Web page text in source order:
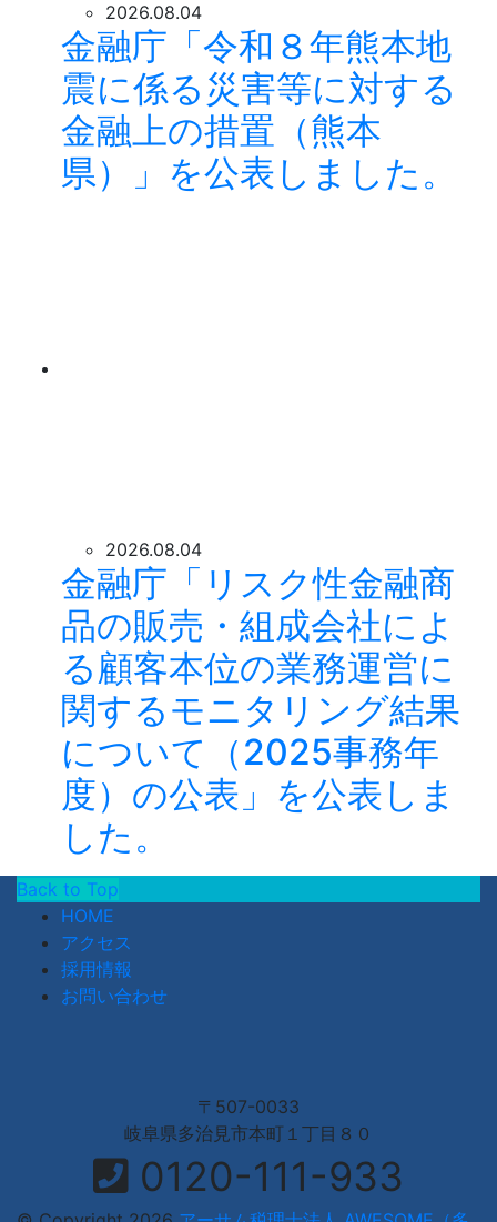
2026.08.04
金融庁「令和８年熊本地
震に係る災害等に対する
金融上の措置（熊本
県）」を公表しました。
2026.08.04
金融庁「リスク性金融商
品の販売・組成会社によ
る顧客本位の業務運営に
関するモニタリング結果
について（2025事務年
度）の公表」を公表しま
した。
Back to Top
HOME
アクセス
採用情報
お問い合わせ
〒507-0033
岐阜県多治見市本町１丁目８０
0120-111-933